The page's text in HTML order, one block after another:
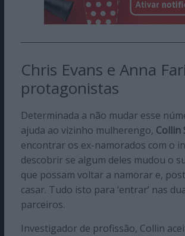
Chris Evans e Anna
protagonistas
Determinada a não mudar esse
ajuda ao vizinho mulherengo, Collin
encontrar os ex-namorados com o
descobrir se algum deles mudou o
que possam voltar a namorar e,
casar. Tudo isto para ‘entrar’ nas
parceiros.
Investigador de profissão, Collin